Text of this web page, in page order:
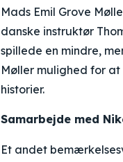
Mads Emil Grove
danske instruktør
spillede en mindre,
Møller mulighed for
historier.
Samarbejde med
Et andet